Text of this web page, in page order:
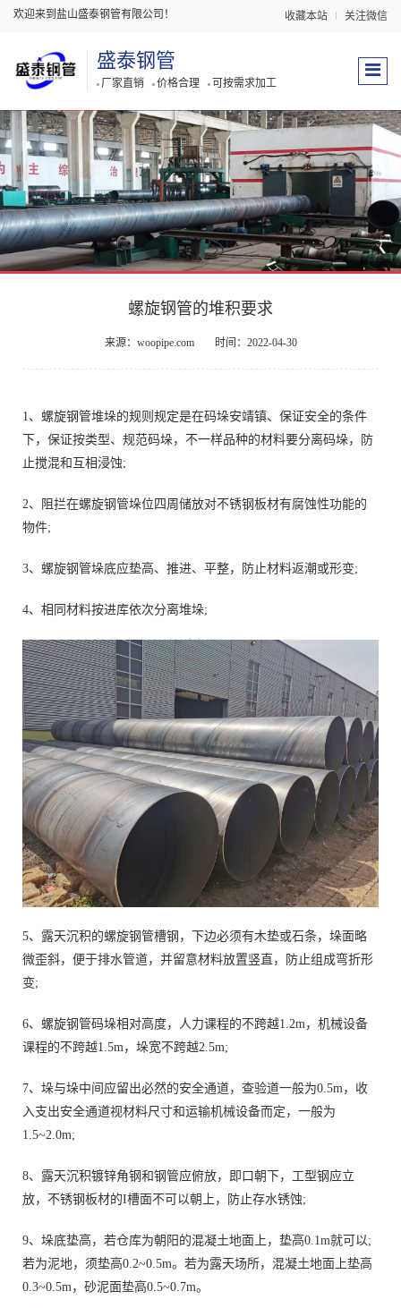
欢迎来到盐山盛泰钢管有限公司！ 收藏本站 关注微信
盛泰钢管
厂家直销 价格合理 可按需求加工
螺旋钢管的堆积要求
来源：woopipe.com 时间：2022-04-30
1、螺旋钢管堆垛的规则规定是在码垛安靖镇、保证安全的条件
下，保证按类型、规范码垛，不一样品种的材料要分离码垛，防
止搅混和互相浸蚀;
2、阻拦在螺旋钢管垛位四周储放对不锈钢板材有腐蚀性功能的
物件;
3、螺旋钢管垛底应垫高、推进、平整，防止材料返潮或形变;
4、相同材料按进库依次分离堆垛;
5、露天沉积的螺旋钢管槽钢，下边必须有木垫或石条，垛面略
微歪斜，便于排水管道，并留意材料放置竖直，防止组成弯折形
变;
6、螺旋钢管码垛相对高度，人力课程的不跨越1.2m，机械设备
课程的不跨越1.5m，垛宽不跨越2.5m;
7、垛与垛中间应留出必然的安全通道，查验道一般为0.5m，收
入支出安全通道视材料尺寸和运输机械设备而定，一般为
1.5~2.0m;
8、露天沉积镀锌角钢和钢管应俯放，即口朝下，工型钢应立
放，不锈钢板材的I槽面不可以朝上，防止存水锈蚀;
9、垛底垫高，若仓库为朝阳的混凝土地面上，垫高0.1m就可以;
若为泥地，须垫高0.2~0.5m。若为露天场所，混凝土地面上垫高
0.3~0.5m，砂泥面垫高0.5~0.7m。